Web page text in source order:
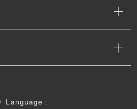
Language :